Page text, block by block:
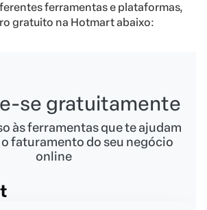
ferramentas e plataformas,
gratuito na Hotmart abaixo:
se gratuitamente
às ferramentas que te ajudam
faturamento do seu negócio
online